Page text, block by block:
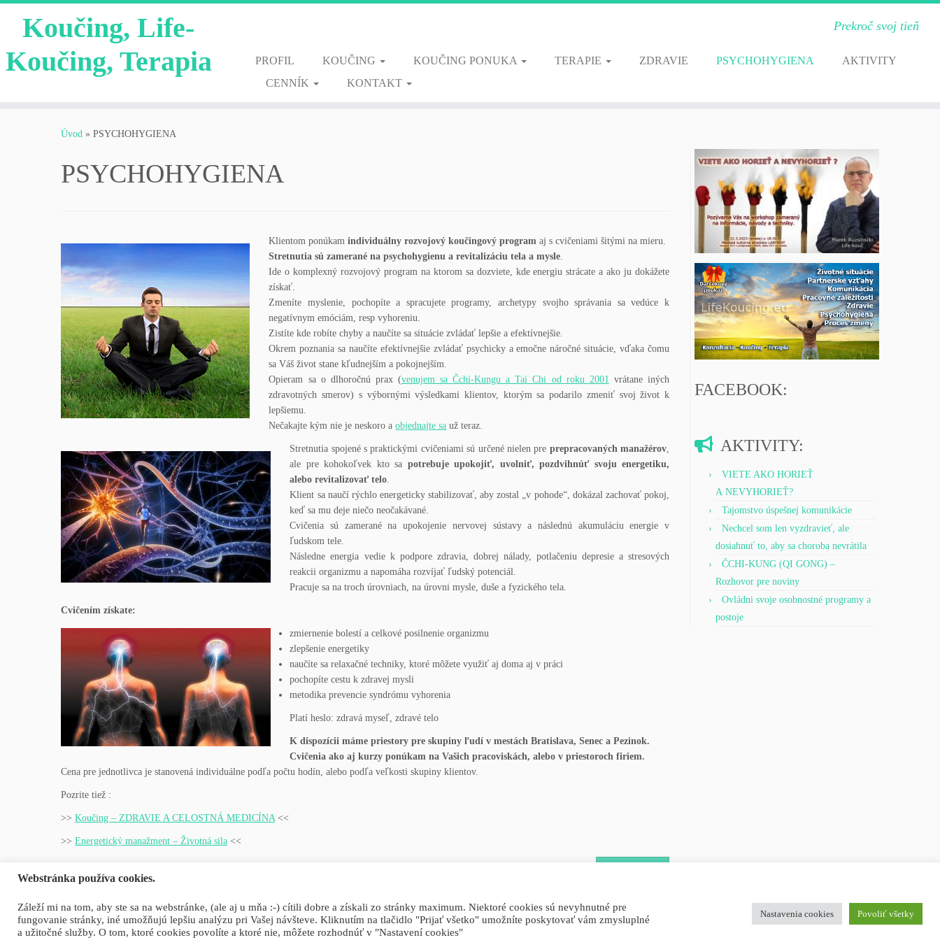
Koučing, Life-
Koučing, Terapia
Prekroč svoj tieň
PROFIL KOUČING KOUČING PONUKA TERAPIE ZDRAVIE PSYCHOHYGIENA
AKTIVITY
CENNÍK
KONTAKT
Úvod » PSYCHOHYGIENA
PSYCHOHYGIENA
Klientom ponúkamindividuálny rozvojový koučingový program aj s cvičeniami šitými na mieru.
Stretnutia sú zamerané na psychohygienu a revitalizáciu tela a mysle.
Ide o komplexný rozvojový program na ktorom sa dozviete, kde energiu strácate a ako ju dokážete
získať.
Zmeníte myslenie, pochopíte a spracujete programy, archetypy svojho správania sa vedúce k
negatívnym emóciám, resp vyhoreniu.
Zistíte kde robíte chyby a naučíte sa situácie zvládať lepšie a efektívnejšie.
Okrem poznania sa naučíte efektívnejšie zvládať psychicky a emočne náročné situácie, vďaka čomu
sa Váš život stane kľudnejším a pokojnejším.
Opieram sa o dlhoročnú prax (venujem sa Čchi-Kungu a Tai Chi od roku 2001 vrátane iných
zdravotných smerov) s výbornými výsledkami klientov, ktorým sa podarilo zmeniť svoj život k
lepšiemu.
Nečakajte kým nie je neskoro aobjednajte sa už teraz.
Stretnutia spojené s praktickými cvičeniami sú určené nielen pre prepracovaných manažérov,
ale pre kohokoľvek kto sa potrebuje upokojiť, uvolniť, pozdvihnúť svoju energetiku,
alebo revitalizovať telo.
Klient sa naučí rýchlo energeticky stabilizovať, aby zostal „v pohode“, dokázal zachovať pokoj,
keď sa mu deje niečo neočakávané.
Cvičenia sú zamerané na upokojenie nervovej sústavy a následnú akumuláciu energie v
ľudskom tele.
Následne energia vedie k podpore zdravia, dobrej nálady, potlačeniu depresie a stresových
reakcii organizmu a napomáha rozvíjať ľudský potenciál.
Pracuje sa na troch úrovniach, na úrovni mysle, duše a fyzického tela.
Cvičením získate:
zmiernenie bolestí a celkové posilnenie organizmu
zlepšenie energetiky
naučíte sa relaxačné techniky, ktoré môžete využiť aj doma aj v práci
pochopíte cestu k zdravej mysli
metodika prevencie syndrómu vyhorenia
Platí heslo: zdravá myseľ, zdravé telo
K dispozícii máme priestory pre skupiny ľudí v mestách Bratislava, Senec a Pezinok.
Cvičenia ako aj kurzy ponúkam na Vašich pracoviskách, alebo v priestoroch firiem.
Cena pre jednotlivca je stanovená individuálne podľa počtu hodín, alebo podľa veľkosti skupiny klientov.
Pozrite tiež :
>> Koučing – ZDRAVIE A CELOSTNÁ MEDICÍNA<<
>> Energetický manažment – Životná sila <<
FACEBOOK:
AKTIVITY:
VIETE AKO HORIEŤ
A NEVYHORIEŤ?
Tajomstvo úspešnej komunikácie
Nechcel som len vyzdravieť, ale
dosiahnuť to, aby sa choroba nevrátila
ČCHI-KUNG (QI GONG) –
Rozhovor pre noviny
Ovládni svoje osobnostné programy a
postoje
Koučing, Life-Koučing, Terapia Designed with the Customizr theme
Webstránka používa cookies.
Záleží mi na tom, aby ste sa na webstránke, (ale aj u mňa :-) cítili dobre a získali zo stránky maximum. Niektoré cookies sú nevyhnutné pre
fungovanie stránky, iné umožňujú lepšiu analýzu pri Vašej návšteve. Kliknutím na tlačidlo "Prijať všetko" umožníte poskytovať vám zmysluplné
a užitočné služby. O tom, ktoré cookies povolíte a ktoré nie, môžete rozhodnúť v "Nastavení cookies"
Nastavenia cookies Povoliť všetky